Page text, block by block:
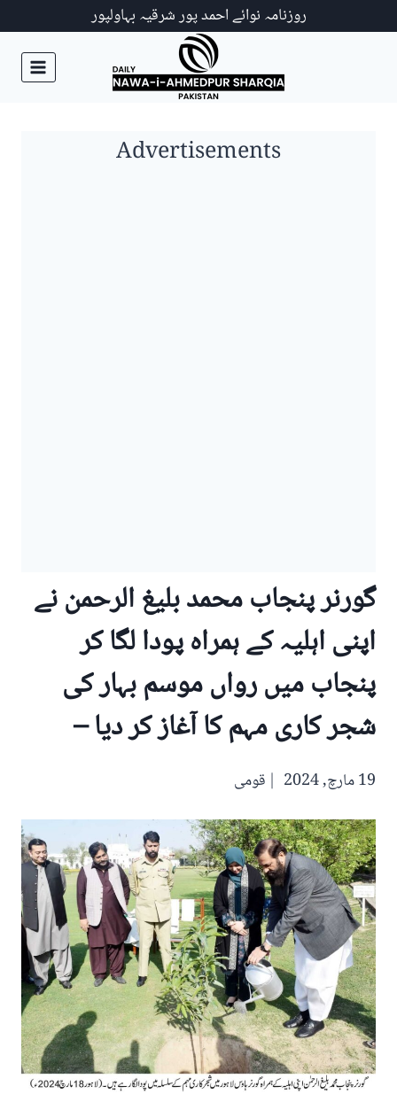
روزنامہ نوائے احمد پور شرقیہ بہاولپور
Advertisements
گورنر پنجاب محمد بلیغ الرحمن نے
اپنی اہلیہ کے ہمراہ پودا لگا کر
پنجاب میں رواں موسم بہار کی
شجر کاری مہم کا آغاز کر دیا –
19 مارچ, 2024 قومی